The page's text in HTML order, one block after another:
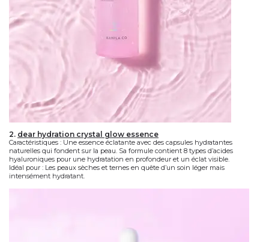
dear hydration crystal glow essence
Caractéristiques : Une essence éclatante avec des capsules hydratantes
naturelles qui fondent sur la peau. Sa formule contient 8 types d’acides
hyaluroniques pour une hydratation en profondeur et un éclat visible.
Idéal pour : Les peaux sèches et ternes en quête d’un soin léger mais
intensément hydratant.